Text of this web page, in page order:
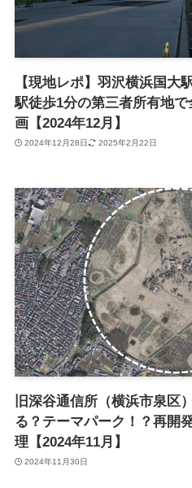
【現地レポ】羽沢横浜国大
駅徒歩1分の第三者所有地
画【2024年12月】
2024年12月28日 2025年2月22日
旧深谷通信所（横浜市泉区
る？テーマパーク！？再開
理【2024年11月】
2024年11月30日